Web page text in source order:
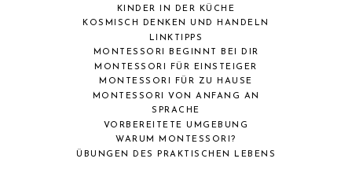
KINDER IN DER KÜCHE
KOSMISCH DENKEN UND HANDELN
LINKTIPPS
MONTESSORI BEGINNT BEI DIR
MONTESSORI FÜR EINSTEIGER
MONTESSORI FÜR ZU HAUSE
MONTESSORI VON ANFANG AN
SPRACHE
VORBEREITETE UMGEBUNG
WARUM MONTESSORI?
ÜBUNGEN DES PRAKTISCHEN LEBENS